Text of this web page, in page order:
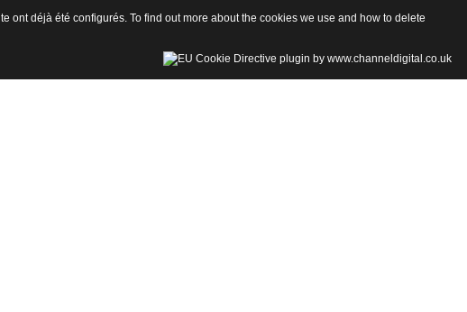
déjà été configurés. To find out more about the cookies we use and how to delete